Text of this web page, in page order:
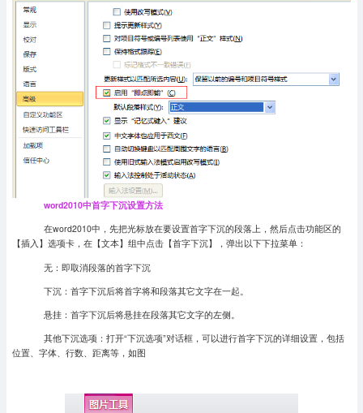
word2010中首字下沉设置方法
在word2010中，先把光标放在要设置首字下沉的段落上，然后点击功能区的
【插入】选项卡，在【文本】组中点击【首字下沉】，弹出以下下拉菜单：
无：即取消段落的首字下沉
下沉：首字下沉后将首字将和段落其它文字在一起。
悬挂：首字下沉后将悬挂在段落其它文字的左侧。
其他下沉选项：打开“下沉选项”对话框，可以进行首字下沉的详细设置，包括
位置、字体、行数、距离等，如图